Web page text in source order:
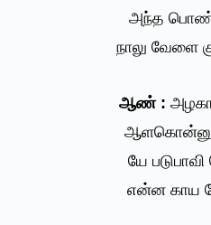
அந்த
நாலு வேளை
ஆண் :
ஆளகொன்னு
யே
என்ன காய